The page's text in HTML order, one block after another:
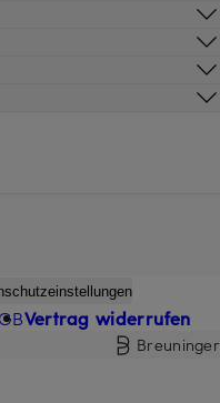
Vertrag widerrufen
Breuninger